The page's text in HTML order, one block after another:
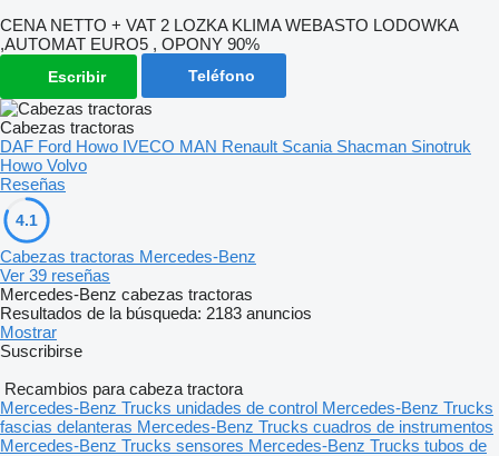
CENA NETTO + VAT 2 LOZKA KLIMA WEBASTO LODOWKA
,AUTOMAT EURO5 , OPONY 90%
Escribir Teléfono
Cabezas tractoras
DAF Ford Howo IVECO MAN Renault Scania Shacman Sinotruk
Howo Volvo
Reseñas
4.1
Cabezas tractoras Mercedes-Benz
Ver 39 reseñas
Mercedes-Benz cabezas tractoras
Resultados de la búsqueda: 2183 anuncios
Mostrar
Suscribirse
Recambios para cabeza tractora
Mercedes-Benz Trucks unidades de control Mercedes-Benz Trucks
fascias delanteras Mercedes-Benz Trucks cuadros de instrumentos
Mercedes-Benz Trucks sensores Mercedes-Benz Trucks tubos de